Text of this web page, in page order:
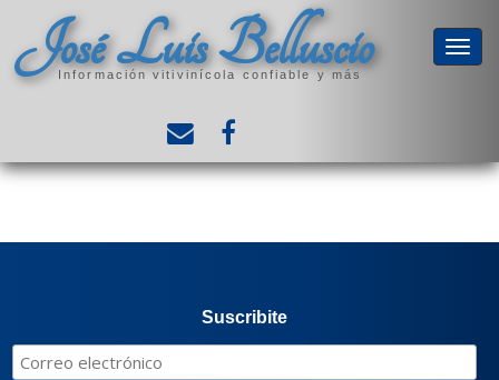
José Luis Belluscio
Información vitivinícola confiable y más
Suscribite